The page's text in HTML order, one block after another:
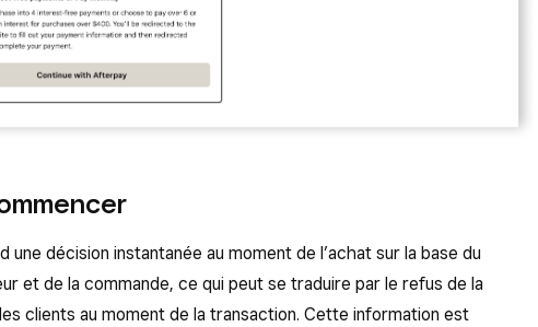
une décision instantanée au moment de l’achat sur la base du
et de la commande, ce qui peut se traduire par le refus de la
clients au moment de la transaction. Cette information est